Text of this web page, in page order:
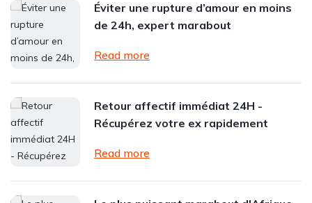
Éviter une rupture d’amour en moins
de 24h, expert marabout
Read more
Retour affectif immédiat 24H -
Récupérez votre ex rapidement
Read more